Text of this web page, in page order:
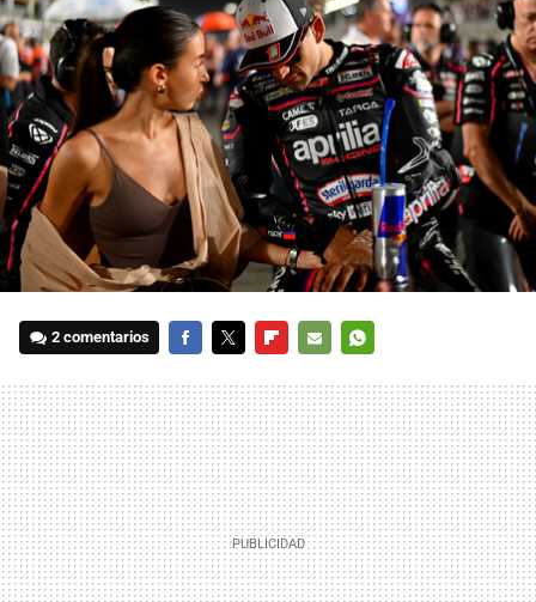
2 comentarios
MAIL